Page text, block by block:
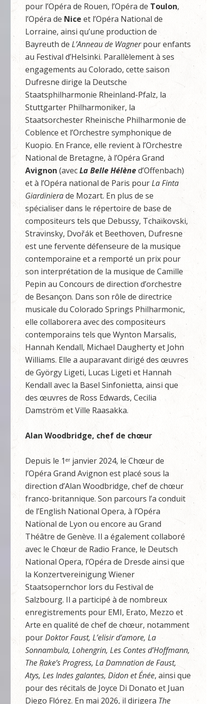
pour l’Opéra de Rouen, l’Opéra de Toulon,
l’Opéra de Nice et l’Opéra National de
Lorraine, ainsi qu’une production de
Bayreuth deL’Anneau de Wagnerpour enfants
au Festival d’Helsinki. Parallèlement à ses
engagements au Colorado, cette saison
Dufresne dirige la Deutsche
Staatsphilharmonie Rheinland-Pfalz, la
Stuttgarter Philharmoniker, la
Staatsorchester Rheinische Philharmonie de
Coblence et l’Orchestre symphonique de
Kuopio. En France, elle revient à l’Orchestre
National de Bretagne, à l’Opéra Grand
Avignon (avecLa Belle Hélèned’Offenbach)
et à l’Opéra national de Paris pourLa Finta
Giardinierade Mozart. En plus de se
spécialiser dans le répertoire de base de
compositeurs tels que Debussy, Tchaïkovski,
Stravinsky, Dvořák et Beethoven, Dufresne
est une fervente défenseure de la musique
contemporaine et a remporté un prix pour
son interprétation de la musique de Camille
Pepin au Concours de direction d’orchestre
de Besançon. Dans son rôle de directrice
musicale du Colorado Springs Philharmonic,
elle collaborera avec des compositeurs
contemporains tels que Wynton Marsalis,
Hannah Kendall, Michael Daugherty et John
Williams. Elle a auparavant dirigé des œuvres
de György Ligeti, Lucas Ligeti et Hannah
Kendall avec la Basel Sinfonietta, ainsi que
des œuvres de Ross Edwards, Cecilia
Damström et Ville Raasakka.
Alan Woodbridge, chef de chœur
Depuis le 1ᵉʳ janvier 2024, le Chœur de
l’Opéra Grand Avignon est placé sous la
direction d’Alan Woodbridge, chef de chœur
franco-britannique. Son parcours l’a conduit
de l’English National Opera, à l’Opéra
National de Lyon ou encore au Grand
Théâtre de Genève. Il a également collaboré
avec le Chœur de Radio France, le Deutsch
National Opera, l’Opéra de Dresde ainsi que
la Konzertvereinigung Wiener
Staatsopernchor lors du Festival de
Salzbourg. Il a participé à de nombreux
enregistrements pour EMI, Erato, Mezzo et
Arte en qualité de chef de chœur, notamment
pourDoktor Faust, L’elisir d’amore, La
Sonnambula, Lohengrin, Les Contes d’Hoffmann,
The Rake’s Progress, La Damnation de Faust,
Atys, Les Indes galantes, Didon et Énée, ainsi que
pour des récitals de Joyce Di Donato et Juan
Diego Flórez. En mai 2026, il dirigera The